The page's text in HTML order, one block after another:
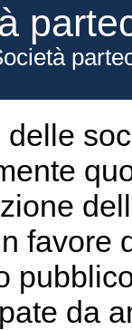
delle
favore
da